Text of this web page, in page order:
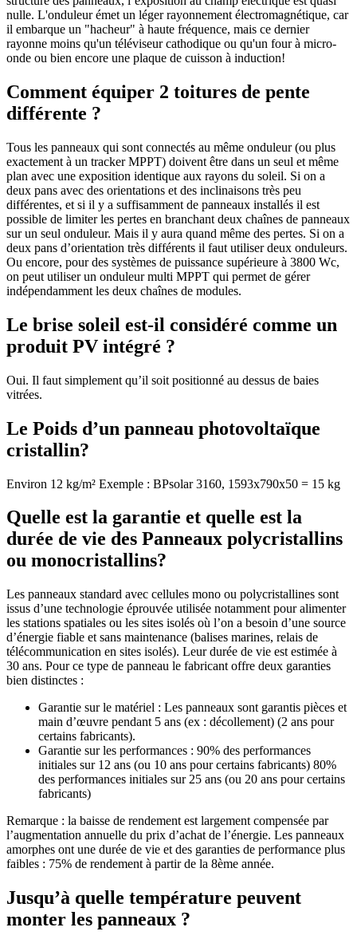
nulle. L'onduleur émet un léger rayonnement électromagnétique, car
il embarque un "hacheur" à haute fréquence, mais ce dernier
rayonne moins qu'un téléviseur cathodique ou qu'un four à micro-
onde ou bien encore une plaque de cuisson à induction!
Comment équiper 2 toitures de pente
différente ?
Tous les panneaux qui sont connectés au même onduleur (ou plus
exactement à un tracker MPPT) doivent être dans un seul et même
plan avec une exposition identique aux rayons du soleil. Si on a
deux pans avec des orientations et des inclinaisons très peu
différentes, et si il y a suffisamment de panneaux installés il est
possible de limiter les pertes en branchant deux chaînes de panneaux
sur un seul onduleur. Mais il y aura quand même des pertes. Si on a
deux pans d’orientation très différents il faut utiliser deux onduleurs.
Ou encore, pour des systèmes de puissance supérieure à 3800 Wc,
on peut utiliser un onduleur multi MPPT qui permet de gérer
indépendamment les deux chaînes de modules.
Le brise soleil est-il considéré comme un
produit PV intégré ?
Oui. Il faut simplement qu’il soit positionné au dessus de baies
vitrées.
Le Poids d’un panneau photovoltaïque
cristallin?
Environ 12 kg/m² Exemple : BPsolar 3160, 1593x790x50 = 15 kg
Quelle est la garantie et quelle est la
durée de vie des Panneaux polycristallins
ou monocristallins?
Les panneaux standard avec cellules mono ou polycristallines sont
issus d’une technologie éprouvée utilisée notamment pour alimenter
les stations spatiales ou les sites isolés où l’on a besoin d’une source
d’énergie fiable et sans maintenance (balises marines, relais de
télécommunication en sites isolés). Leur durée de vie est estimée à
30 ans. Pour ce type de panneau le fabricant offre deux garanties
bien distinctes :
Garantie sur le matériel : Les panneaux sont garantis pièces et
main d’œuvre pendant 5 ans (ex : décollement) (2 ans pour
certains fabricants).
Garantie sur les performances : 90% des performances
initiales sur 12 ans (ou 10 ans pour certains fabricants) 80%
des performances initiales sur 25 ans (ou 20 ans pour certains
fabricants)
Remarque : la baisse de rendement est largement compensée par
l’augmentation annuelle du prix d’achat de l’énergie. Les panneaux
amorphes ont une durée de vie et des garanties de performance plus
faibles : 75% de rendement à partir de la 8ème année.
Jusqu’à quelle température peuvent
monter les panneaux ?